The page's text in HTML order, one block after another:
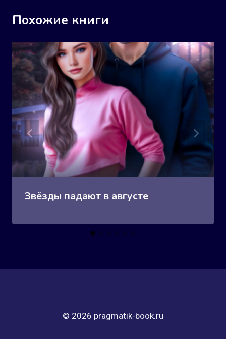
Похожие книги
Звёзды падают в августе
© 2026 pragmatik-book.ru